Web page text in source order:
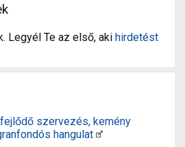
Legyél Te az első, aki hirdetést
szervezés, kemény
hangulat